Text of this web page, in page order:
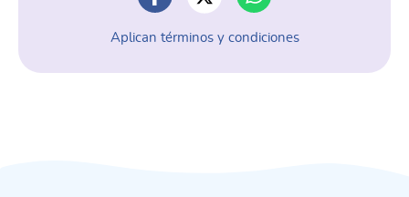
Aplican términos y condiciones